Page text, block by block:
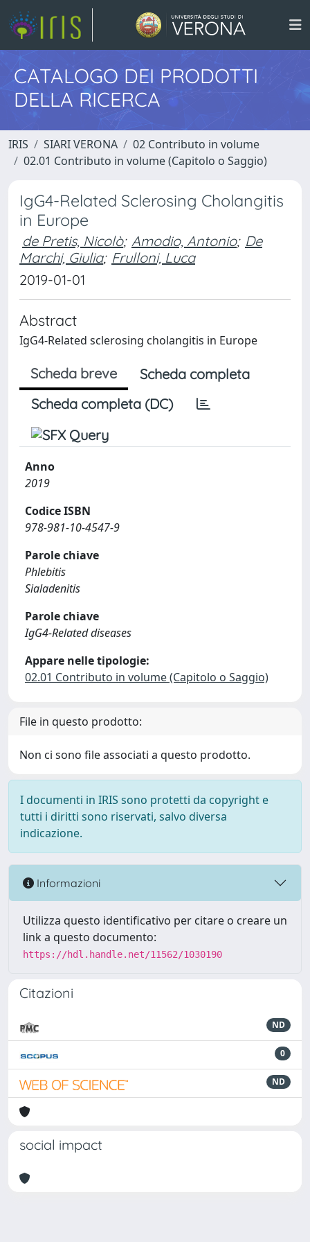
CATALOGO DEI PRODOTTI
DELLA RICERCA
IRIS SIARI VERONA
02 Contributo in volume
02.01 Contributo in volume (Capitolo o Saggio)
IgG4-Related Sclerosing Cholangitis
in Europe
de Pretis, Nicolò; Amodio, Antonio; De
Marchi, Giulia; Frulloni, Luca
2019-01-01
Abstract
IgG4-Related sclerosing cholangitis in Europe
Scheda breve
Scheda completa
Scheda completa (DC)
Anno
2019
Codice ISBN
978-981-10-4547-9
Parole chiave
Phlebitis
Sialadenitis
Parole chiave
IgG4-Related diseases
Appare nelle tipologie:
02.01 Contributo in volume (Capitolo o Saggio)
File in questo prodotto:
Non ci sono file associati a questo prodotto.
I documenti in IRIS sono protetti da copyright e
tutti i diritti sono riservati, salvo diversa
indicazione.
Informazioni
Utilizza questo identificativo per citare o creare un
link a questo documento:
https://hdl.handle.net/11562/1030190
Citazioni
ND
0
ND
social impact